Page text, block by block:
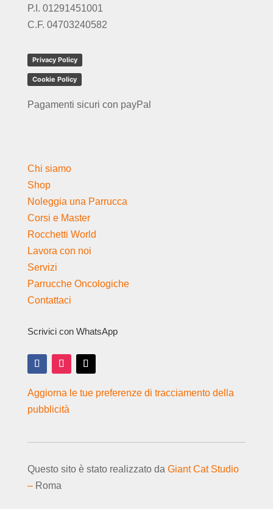
P.I. 01291451001
C.F. 04703240582
Privacy Policy
Cookie Policy
Pagamenti sicuri con payPal
Chi siamo
Shop
Noleggia una Parrucca
Corsi e Master
Rocchetti World
Lavora con noi
Servizi
Parrucche Oncologiche
Contattaci
Scrivici con WhatsApp
Aggiorna le tue preferenze di tracciamento della
pubblicità
Questo sito è stato realizzato da Giant Cat Studio
–Roma